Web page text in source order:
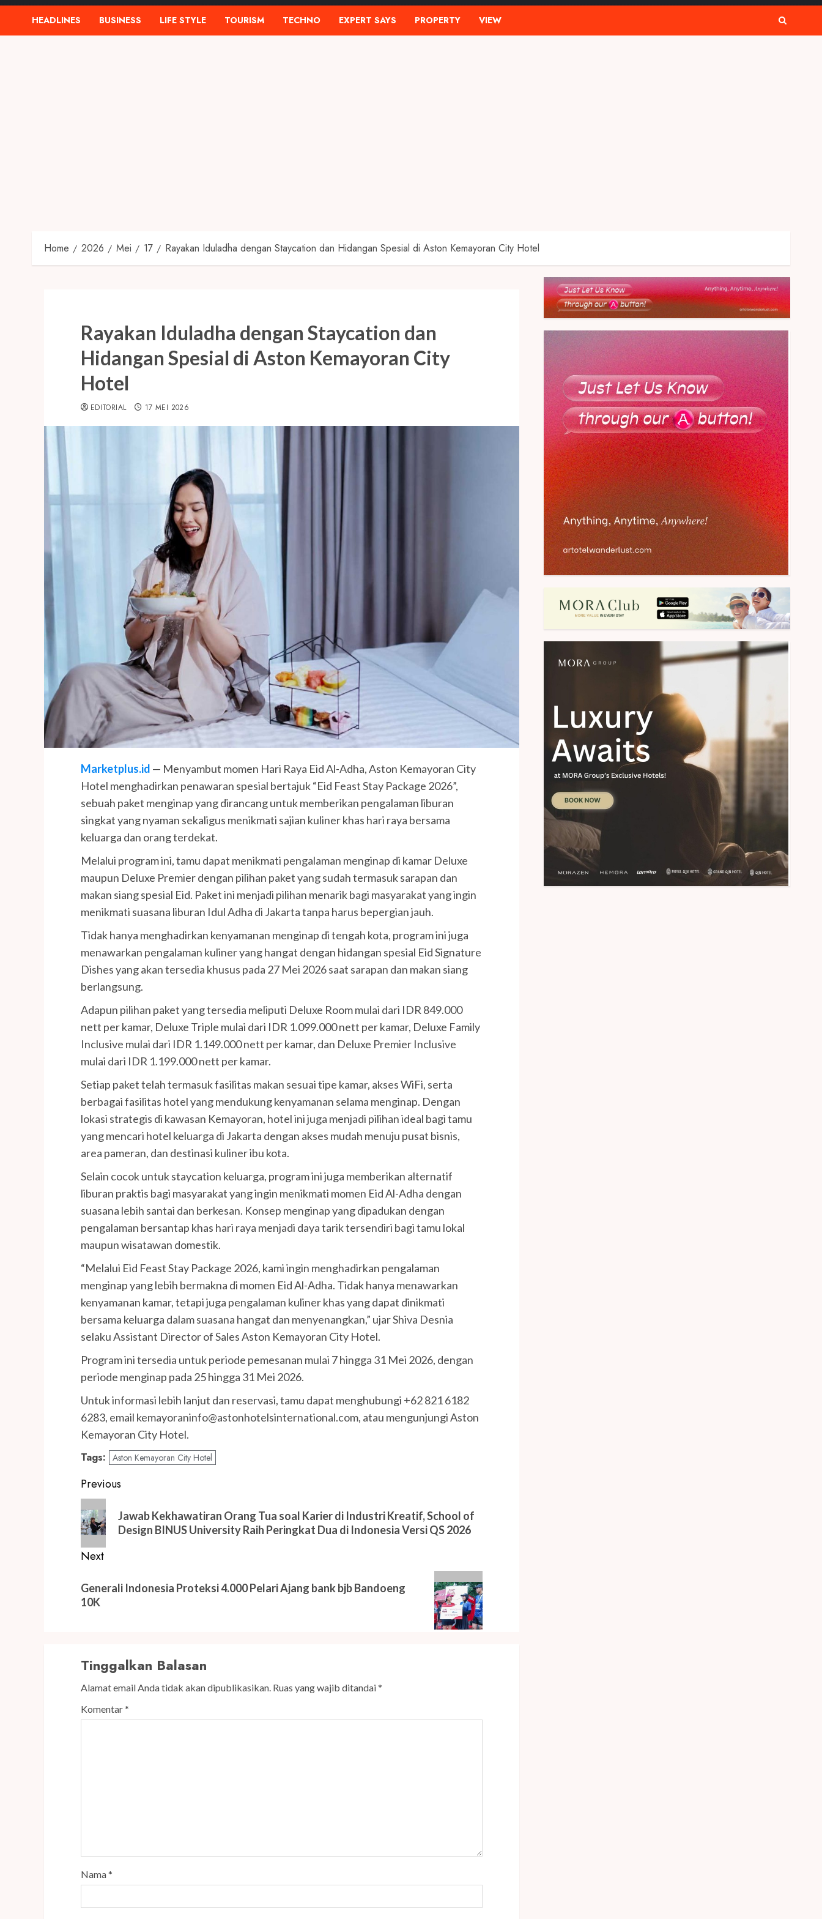
HEADLINES BUSINESS LIFE STYLE TOURISM TECHNO EXPERT SAYS PROPERTY VIEW
Home 2026 Mei 17 Rayakan Iduladha dengan Staycation dan Hidangan Spesial di Aston Kemayoran City Hotel
Rayakan Iduladha dengan Staycation dan
Hidangan Spesial di Aston Kemayoran City
Hotel
EDITORIAL 17 MEI 2026
Marketplus.id — Menyambut momen Hari Raya Eid Al-Adha, Aston Kemayoran City
Hotel menghadirkan penawaran spesial bertajuk “Eid Feast Stay Package 2026”,
sebuah paket menginap yang dirancang untuk memberikan pengalaman liburan
singkat yang nyaman sekaligus menikmati sajian kuliner khas hari raya bersama
keluarga dan orang terdekat.
Melalui program ini, tamu dapat menikmati pengalaman menginap di kamar Deluxe
maupun Deluxe Premier dengan pilihan paket yang sudah termasuk sarapan dan
makan siang spesial Eid. Paket ini menjadi pilihan menarik bagi masyarakat yang ingin
menikmati suasana liburan Idul Adha di Jakarta tanpa harus bepergian jauh.
Tidak hanya menghadirkan kenyamanan menginap di tengah kota, program ini juga
menawarkan pengalaman kuliner yang hangat dengan hidangan spesial Eid Signature
Dishes yang akan tersedia khusus pada 27 Mei 2026 saat sarapan dan makan siang
berlangsung.
Adapun pilihan paket yang tersedia meliputi Deluxe Room mulai dari IDR 849.000
nett per kamar, Deluxe Triple mulai dari IDR 1.099.000 nett per kamar, Deluxe Family
Inclusive mulai dari IDR 1.149.000 nett per kamar, dan Deluxe Premier Inclusive
mulai dari IDR 1.199.000 nett per kamar.
Setiap paket telah termasuk fasilitas makan sesuai tipe kamar, akses WiFi, serta
berbagai fasilitas hotel yang mendukung kenyamanan selama menginap. Dengan
lokasi strategis di kawasan Kemayoran, hotel ini juga menjadi pilihan ideal bagi tamu
yang mencari hotel keluarga di Jakarta dengan akses mudah menuju pusat bisnis,
area pameran, dan destinasi kuliner ibu kota.
Selain cocok untuk staycation keluarga, program ini juga memberikan alternatif
liburan praktis bagi masyarakat yang ingin menikmati momen Eid Al-Adha dengan
suasana lebih santai dan berkesan. Konsep menginap yang dipadukan dengan
pengalaman bersantap khas hari raya menjadi daya tarik tersendiri bagi tamu lokal
maupun wisatawan domestik.
“Melalui Eid Feast Stay Package 2026, kami ingin menghadirkan pengalaman
menginap yang lebih bermakna di momen Eid Al-Adha. Tidak hanya menawarkan
kenyamanan kamar, tetapi juga pengalaman kuliner khas yang dapat dinikmati
bersama keluarga dalam suasana hangat dan menyenangkan,” ujar Shiva Desnia
selaku Assistant Director of Sales Aston Kemayoran City Hotel.
Program ini tersedia untuk periode pemesanan mulai 7 hingga 31 Mei 2026, dengan
periode menginap pada 25 hingga 31 Mei 2026.
Untuk informasi lebih lanjut dan reservasi, tamu dapat menghubungi +62 821 6182
6283, email kemayoraninfo@astonhotelsinternational.com, atau mengunjungi Aston
Kemayoran City Hotel.
Tags: Aston Kemayoran City Hotel
Post
navigation
Previous
Previous
post:
Jawab Kekhawatiran Orang Tua soal Karier di Industri Kreatif, School of
Design BINUS University Raih Peringkat Dua di Indonesia Versi QS 2026
Next
post:
Generali Indonesia Proteksi 4.000 Pelari Ajang bank bjb Bandoeng
10K
Tinggalkan Balasan
Alamat email Anda tidak akan dipublikasikan. Ruas yang wajib ditandai*
Komentar*
Nama*